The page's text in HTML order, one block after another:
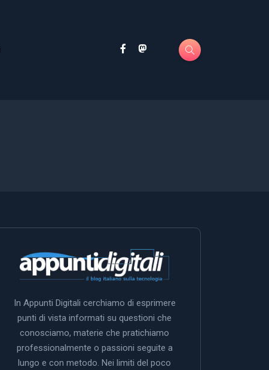
In Appunti Digitali cerchiamo di esprimere
punti di vista informati su questioni che
conosciamo, materie che pratichiamo
professionalmente o passioni seguite a
lungo e con metodo. Nei limiti del poco